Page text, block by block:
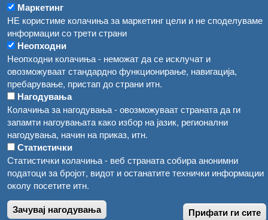
Маркетинг
НЕ користиме колачиња за маркетинг цели и не споделуваме
информации со трети страни
Неопходни
Неопходни колачиња - неможат да се исклучат и
овозможуваат стандардно функционирање, навигација,
пребарување, пристап до страни итн.
Нагодувања
Колачиња за нагодувања - овозможуваат страната да ги
запамти нагоувањата како избор на јазик, регионални
нагодувања, начин на приказ, итн.
Статистички
Статистички колачиња - веб страната собира анонимни
податоци за бројот, видот и останатите технички информации
околу посетите итн.
Зачувај нагодувања Прифати ги сите
Во Гостивар спроведени 70 вонредни контроли
Забраната за водата во Гостивар останува на сила, операторите да користат само технички безбедна вода
Огласи